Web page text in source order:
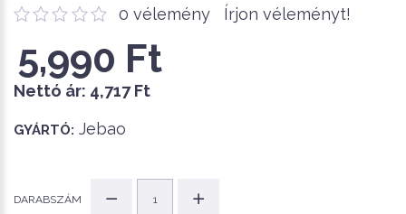
0 vélemény Írjon véleményt!
5,990 Ft
Nettó ár: 4,717 Ft
GYÁRTÓ: Jebao
DARABSZÁM